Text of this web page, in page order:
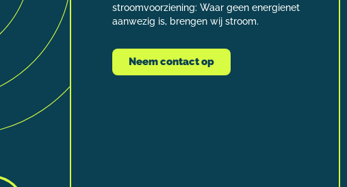
stroomvoorziening: Waar geen energienet
aanwezig is, brengen wij stroom.
Neem contact op